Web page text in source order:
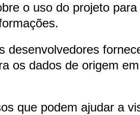
o uso do projeto
desenvolvedores
os dados de origem
que podem ajudar a